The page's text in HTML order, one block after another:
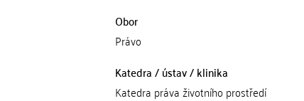
Obor
Právo
Katedra / ústav / klinika
Katedra práva životního prostředí